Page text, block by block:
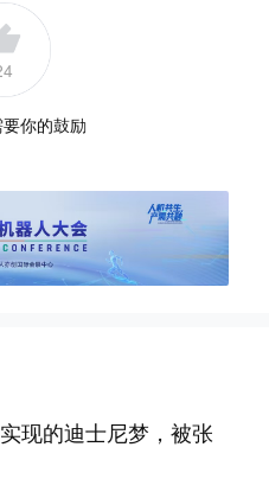
你的鼓励
现的迪士尼梦，被张